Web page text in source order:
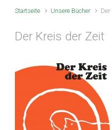
Startseite Unsere Bücher Der
Der Kreis der Zeit